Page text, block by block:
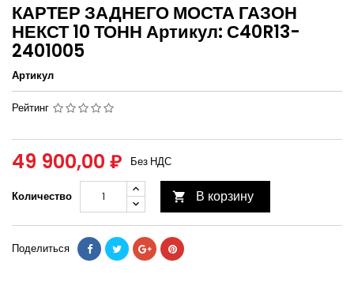
КАРТЕР ЗАДНЕГО МОСТА ГАЗОН
НЕКСТ 10 ТОНН Артикул: С40R13-
2401005
Артикул
Рейтинг
49 900,00 ₽ Без НДС
Количество  В корзину
Поделиться